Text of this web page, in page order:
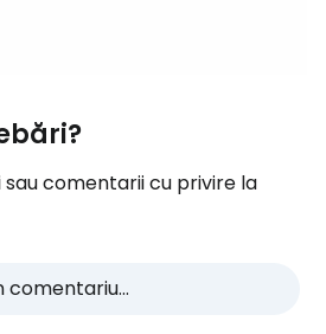
comentarii cu privire la
comentariu...